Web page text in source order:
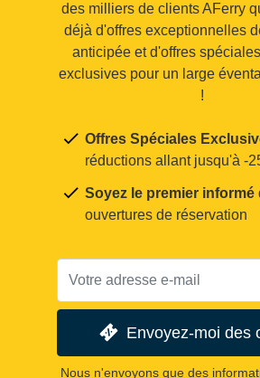
des milliers de clients AFerry
déjà d'offres exceptionnelles
anticipée et d'offres
exclusives pour un large
!
Offres Spéciales
réductions allant jusqu'à -
Soyez le premier informé
ouvertures de réservation
Envoyez-moi des
Nous n'envoyons que des